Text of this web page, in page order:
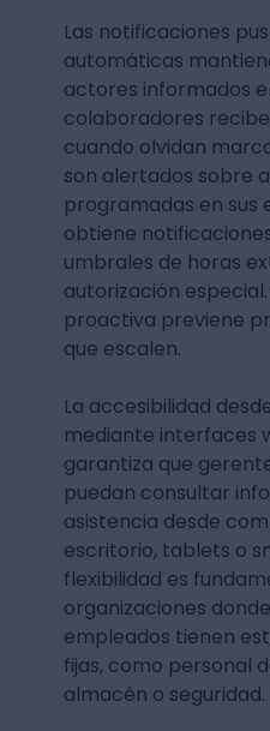
Las notificaciones
automáticas
actores informados
colaboradores
cuando olvidan
son alertados sobre
programadas en sus
obtiene
umbrales de horas
autorización
proactiva previene
que escalen.
La accesibilidad
mediante interfaces
garantiza que
puedan consultar
asistencia desde
escritorio, tablets o
flexibilidad es
organizaciones
empleados tienen
fijas, como personal
almacén o seguridad.